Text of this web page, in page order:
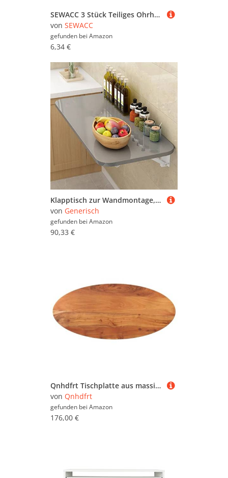
SEWACC 3 Stück Teiliges Ohrhörer Kabelclips Schwarz Praktische Headset Kabelhalter für Mikrofon und Kopfhörerkabel Leicht Portabel Kompatibel für Kabelmanagement Am Schreibtisch und
von SEWACC
gefunden bei Amazon
6,34 €
Klapptisch zur Wandmontage, für Zuhause, Bar, Büro, Schlafzimmer, Küche, Esszimmer, Computertisch, zusammenklappbarer Esstisch, Wandhalterung, Schreibtisch, schwebender Schreibtisch, klappbare
von Generisch
gefunden bei Amazon
90,33 €
Qnhdfrt Tischplatte aus massiver Akazie 140 x 50 x 3,8 cm Oval Rustikale Holzplatte für Küche Esszimmer und Outdoor Bereich Langlebig & Einfach zu Reinigen
von Qnhdfrt
gefunden bei Amazon
176,00 €